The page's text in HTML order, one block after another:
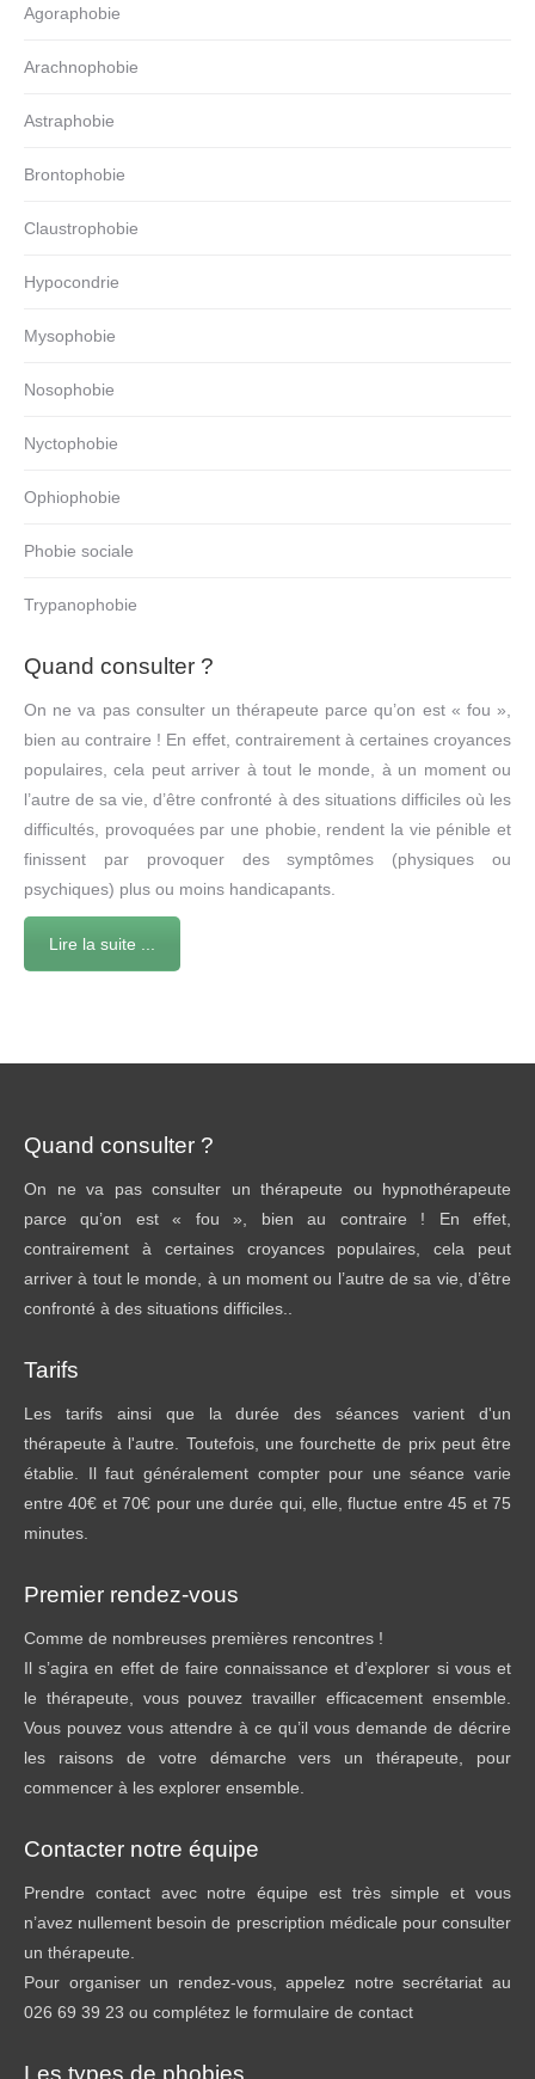
Agoraphobie
Arachnophobie
Astraphobie
Brontophobie
Claustrophobie
Hypocondrie
Mysophobie
Nosophobie
Nyctophobie
Ophiophobie
Phobie sociale
Trypanophobie
Quand consulter ?
On ne va pas consulter un thérapeute parce qu’on est « fou »,
bien au contraire ! En effet, contrairement à certaines croyances
populaires, cela peut arriver à tout le monde, à un moment ou
l’autre de sa vie, d’être confronté à des situations difficiles où les
difficultés, provoquées par une phobie, rendent la vie pénible et
finissent par provoquer des symptômes (physiques ou
psychiques) plus ou moins handicapants.
Lire la suite ...
Quand consulter ?
On ne va pas consulter un thérapeute ou hypnothérapeute
parce qu’on est « fou », bien au contraire ! En effet,
contrairement à certaines croyances populaires, cela peut
arriver à tout le monde, à un moment ou l’autre de sa vie, d’être
confronté à des situations difficiles..
Tarifs
Les tarifs ainsi que la durée des séances varient d'un
thérapeute à l'autre. Toutefois, une fourchette de prix peut être
établie. Il faut généralement compter pour une séance varie
entre 40€ et 70€ pour une durée qui, elle, fluctue entre 45 et 75
minutes.
Premier rendez-vous
Comme de nombreuses premières rencontres !
Il s’agira en effet de faire connaissance et d’explorer si vous et
le thérapeute, vous pouvez travailler efficacement ensemble.
Vous pouvez vous attendre à ce qu’il vous demande de décrire
les raisons de votre démarche vers un thérapeute, pour
commencer à les explorer ensemble.
Contacter notre équipe
Prendre contact avec notre équipe est très simple et vous
n’avez nullement besoin de prescription médicale pour consulter
un thérapeute.
Pour organiser un rendez-vous, appelez notre secrétariat au
026 69 39 23 ou complétez le formulaire de contact
Les types de phobies